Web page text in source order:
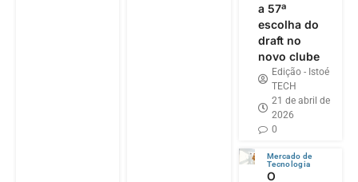
a 57ª
escolha do
draft no
novo clube
Edição - Istoé
TECH
21 de abril de
2026
0
Mercado de
Tecnologia
O